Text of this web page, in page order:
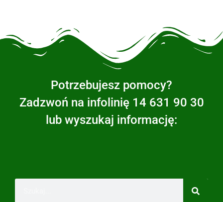
Potrzebujesz pomocy?
Zadzwoń na infolinię 14 631 90 30
lub wyszukaj informację: